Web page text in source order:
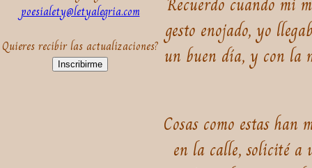
poesialety@letyalegria.com
Quieres recibir las actualizaciones?
Inscribirme
gesto enojado, yo
un buen día, y con la
Cosas como estas
en la calle, solicité a